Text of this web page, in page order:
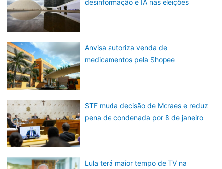
desinformação e IA nas eleições
Anvisa autoriza venda de
medicamentos pela Shopee
STF muda decisão de Moraes e reduz
pena de condenada por 8 de janeiro
Lula terá maior tempo de TV na